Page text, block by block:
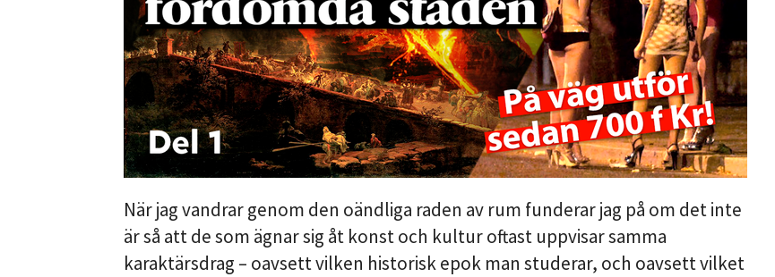
När jag vandrar genom den oändliga raden av rum funderar jag på om det inte
är så att de som ägnar sig åt konst och kultur oftast uppvisar samma
karaktärsdrag – oavsett vilken historisk epok man studerar, och oavsett vilket